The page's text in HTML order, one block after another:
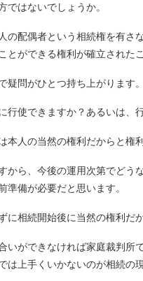
ではないでしょうか。
の配偶者という相続権を有さ
とができる権利が確立された
疑問がひとつ持ち上がります。
行使できますか？あるいは、
本人の当然の権利だからと権
から、今後の運用次第でどう
準備が必要だと思います。
に相続開始後に当然の権利だ
いができなければ家庭裁判所
は上手くいかないのが相続の